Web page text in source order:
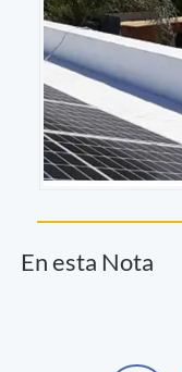
En esta Nota